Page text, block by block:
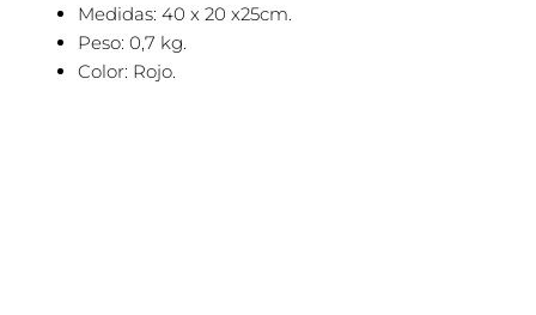
Medidas: 40 x 20 x25cm.
Peso: 0,7 kg.
Color: Rojo.